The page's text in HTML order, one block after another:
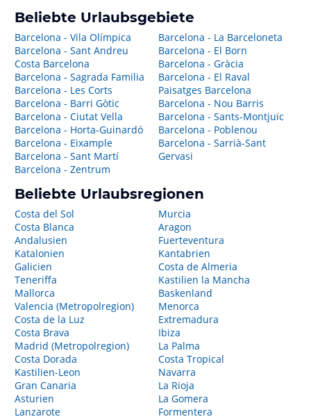
Beliebte Urlaubsgebiete
Barcelona - Vila Olímpica
Barcelona - Sant Andreu
Costa Barcelona
Barcelona - Sagrada Familia
Barcelona - Les Corts
Barcelona - Barri Gòtic
Barcelona - Ciutat Vella
Barcelona - Horta-Guinardó
Barcelona - Eixample
Barcelona - Sant Martí
Barcelona - Zentrum
Barcelona - La Barceloneta
Barcelona - El Born
Barcelona - Gràcia
Barcelona - El Raval
Paisatges Barcelona
Barcelona - Nou Barris
Barcelona - Sants-Montjuïc
Barcelona - Poblenou
Barcelona - Sarrià-Sant
Gervasi
Beliebte Urlaubsregionen
Costa del Sol
Costa Blanca
Andalusien
Katalonien
Galicien
Teneriffa
Mallorca
Valencia (Metropolregion)
Costa de la Luz
Costa Brava
Madrid (Metropolregion)
Costa Dorada
Kastilien-Leon
Gran Canaria
Asturien
Lanzarote
Murcia
Aragon
Fuerteventura
Kantabrien
Costa de Almeria
Kastilien la Mancha
Baskenland
Menorca
Extremadura
Ibiza
La Palma
Costa Tropical
Navarra
La Rioja
La Gomera
Formentera